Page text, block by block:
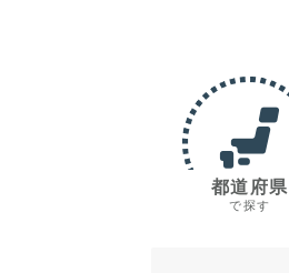
都道府県
で探す